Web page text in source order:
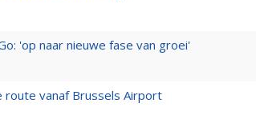
'op naar nieuwe fase van groei'
route vanaf Brussels Airport